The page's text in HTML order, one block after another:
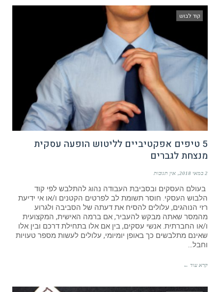
קוד לבוש
5 טיפים אפקטיביים לליטוש הופעה עסקית
מנצחת לגברים
2 במאי 2018 אין תגובות
בעולם העסקים ובסביבת העבודה נהוג להתלבש לפי קוד
הלבוש העסקי. חוסר תשומת לב לפרטים הקטנים ו/או אי ידיעת
רזי הנוהגים, עלולים להסיח את דעתה של הסביבה ולגרוע
מהמסר שאתה מבקש להעביר, אם ברמה האישית, המקצועית
ו/או החברתית. אנשי עסקים, בין אם אלו בתחילת דרכם ובין אלו
שאינם מתלבשים כך באופן יומיומי, עלולים לעשות מספר טעויות
וחבל…
קרא עוד ←